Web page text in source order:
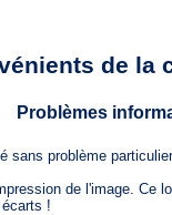
de la
Problèmes
problème
de l'image. Ce
!